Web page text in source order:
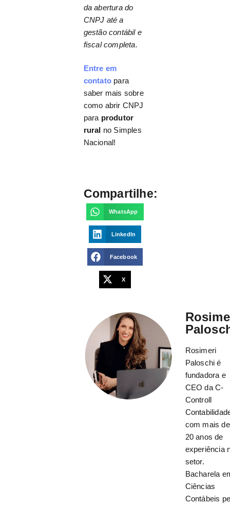
da abertura do
CNPJ até a
gestão contábil e
fiscal completa.
Entre em
contato para
saber mais sobre
como abrir CNPJ
para produtor
rural no Simples
Nacional!
Compartilhe:
WhatsApp
LinkedIn
Facebook
X
Rosimeri
Paloschi é
fundadora e
CEO da C-
Controll
com mais de
20 anos de
experiência
setor.
Bacharela
Ciências
Contábeis